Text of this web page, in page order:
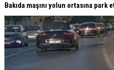
Bakıda maşını yolun ortasına park